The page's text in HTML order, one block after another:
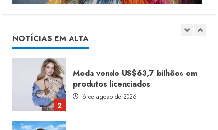
NOTÍCIAS EM ALTA
2
6 de agosto de 2026
3
Renata Caixeta assume Movimento
Sou de Algodão
5 de agosto de 2026